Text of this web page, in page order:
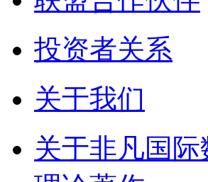
投资者关系
关于我们
关于非凡国际